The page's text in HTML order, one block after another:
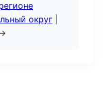
округ